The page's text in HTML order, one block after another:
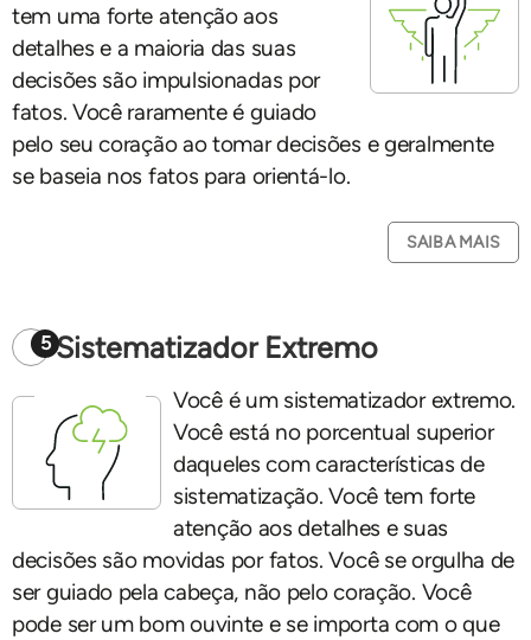
tem uma forte atenção aos
detalhes e a maioria das suas
decisões são impulsionadas por
fatos. Você raramente é guiado
pelo seu coração ao tomar decisões e geralmente
se baseia nos fatos para orientá-lo.
SAIBA MAIS
5 Sistematizador Extremo
Você é um sistematizador extremo.
Você está no porcentual superior
daqueles com características de
sistematização. Você tem forte
atenção aos detalhes e suas
decisões são movidas por fatos. Você se orgulha de
ser guiado pela cabeça, não pelo coração. Você
pode ser um bom ouvinte e se importa com o que